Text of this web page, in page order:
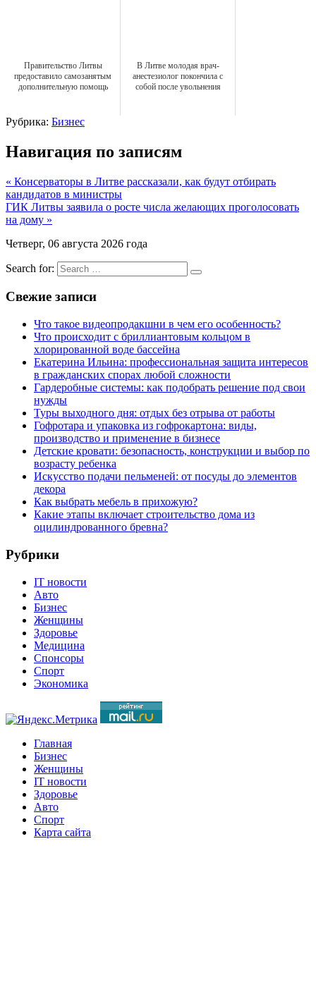
Правительство Литвы
предоставило самозанятым
дополнительную помощь
В Литве молодая врач-
анестезиолог покончила с
собой после увольнения
Рубрика: Бизнес
Навигация по записям
« Консерваторы в Литве рассказали, как будут отбирать
кандидатов в министры
ГИК Литвы заявила о росте числа желающих проголосовать
на дому »
Четверг, 06 августа 2026 года
Search for:
Свежие записи
Что такое видеопродакшни в чем его особенность?
Что происходит с бриллиантовым кольцом в
хлорированной воде бассейна
Екатерина Ильина: профессиональная защита интересов
в гражданских спорах любой сложности
Гардеробные системы: как подобрать решение под свои
нужды
Туры выходного дня: отдых без отрыва от работы
Гофротара и упаковка из гофрокартона: виды,
производство и применение в бизнесе
Детские кровати: безопасность, конструкции и выбор по
возрасту ребенка
Искусство подачи пельменей: от посуды до элементов
декора
Как выбрать мебель в прихожую?
Какие этапы включает строительство дома из
оцилиндрованного бревна?
Рубрики
IT новости
Авто
Бизнес
Женщины
Здоровье
Медицина
Спонсоры
Спорт
Экономика
Главная
Бизнес
Женщины
IT новости
Здоровье
Авто
Спорт
Карта сайта